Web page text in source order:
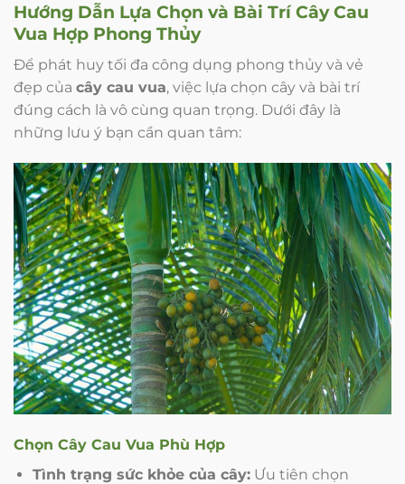
Hướng Dẫn Lựa Chọn và Bài TríCây Cau
Vua Hợp Phong Thủy
Để phát huy tối đa công dụng phong thủy và vẻ
đẹp của cây cau vua, việc lựa chọn cây và bài trí
đúng cách là vô cùng quan trọng. Dưới đây là
những lưu ý bạn cần quan tâm:
Chọn Cây Cau Vua Phù Hợp
Tình trạng sức khỏe của cây:Ưu tiên chọn